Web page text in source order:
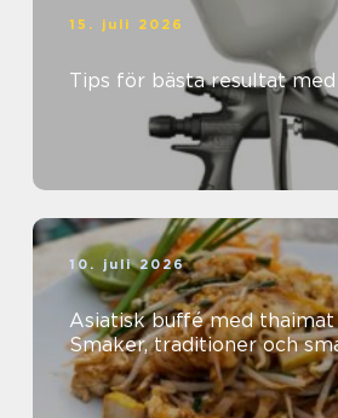
15. juli 2026
Tips för bästa resultat
10. juli 2026
Asiatisk buffé med
Smaker, traditioner och